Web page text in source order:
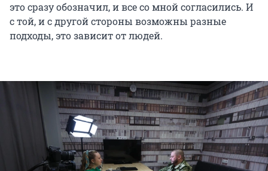
это сразу обозначил, и все со мной согласились. И
с той, и с другой стороны возможны разные
подходы, это зависит от людей.